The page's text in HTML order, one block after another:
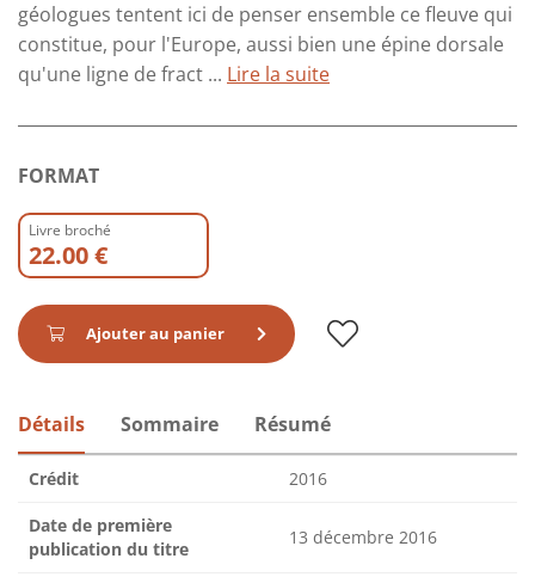
géologues tentent ici de penser ensemble ce fleuve qui
constitue, pour l'Europe, aussi bien une épine dorsale
qu'une ligne de fract ... Lire la suite
FORMAT
Livre broché
22.00 €
Ajouter au panier
Détails Sommaire Résumé
Crédit 2016
Date de première
publication du titre
13 décembre 2016